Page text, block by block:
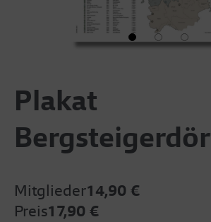
Plakat
Mitglieder14,90 €
Preis17,90 €